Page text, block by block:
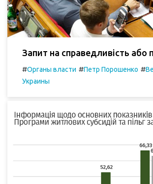
Запит на справедливість або
#Органы власти #Петр Порошенко #
Украины